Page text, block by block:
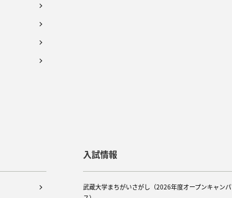
入試情報
武蔵大学まちがいさがし（2026年度オープンキャンパ